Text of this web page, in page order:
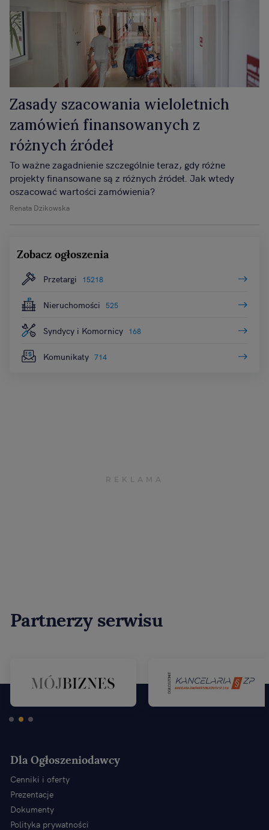
Zasady szacowania wieloletnich
zamówień finansowanych z
różnych źródeł
Renata Dzikowska
To ważne zagadnienie szczególnie teraz, gdy różne
projekty finansowane są z różnych źródeł. Jak wtedy
oszacować wartości zamówienia?
Zobacz ogłoszenia
Przetargi 15218
Nieruchomości 525
Syndycy i Komornicy 168
Komunikaty 714
Partnerzy serwisu
Dla Ogłoszeniodawcy
Cenniki i oferty
Prezentacje
Dokumenty
Polityka prywatności